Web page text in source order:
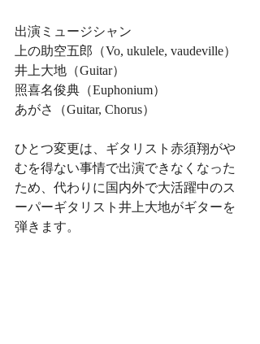
出演ミュージシャン
上の助空五郎（Vo, ukulele, vaudeville）
井上大地（Guitar）
照喜名俊典（Euphonium）
あがさ（Guitar, Chorus）
ひとつ変更は、ギタリスト赤須翔がや
むを得ない事情で出演できなくなった
ため、代わりに国内外で大活躍中のス
ーパーギタリスト井上大地がギターを
弾きます。